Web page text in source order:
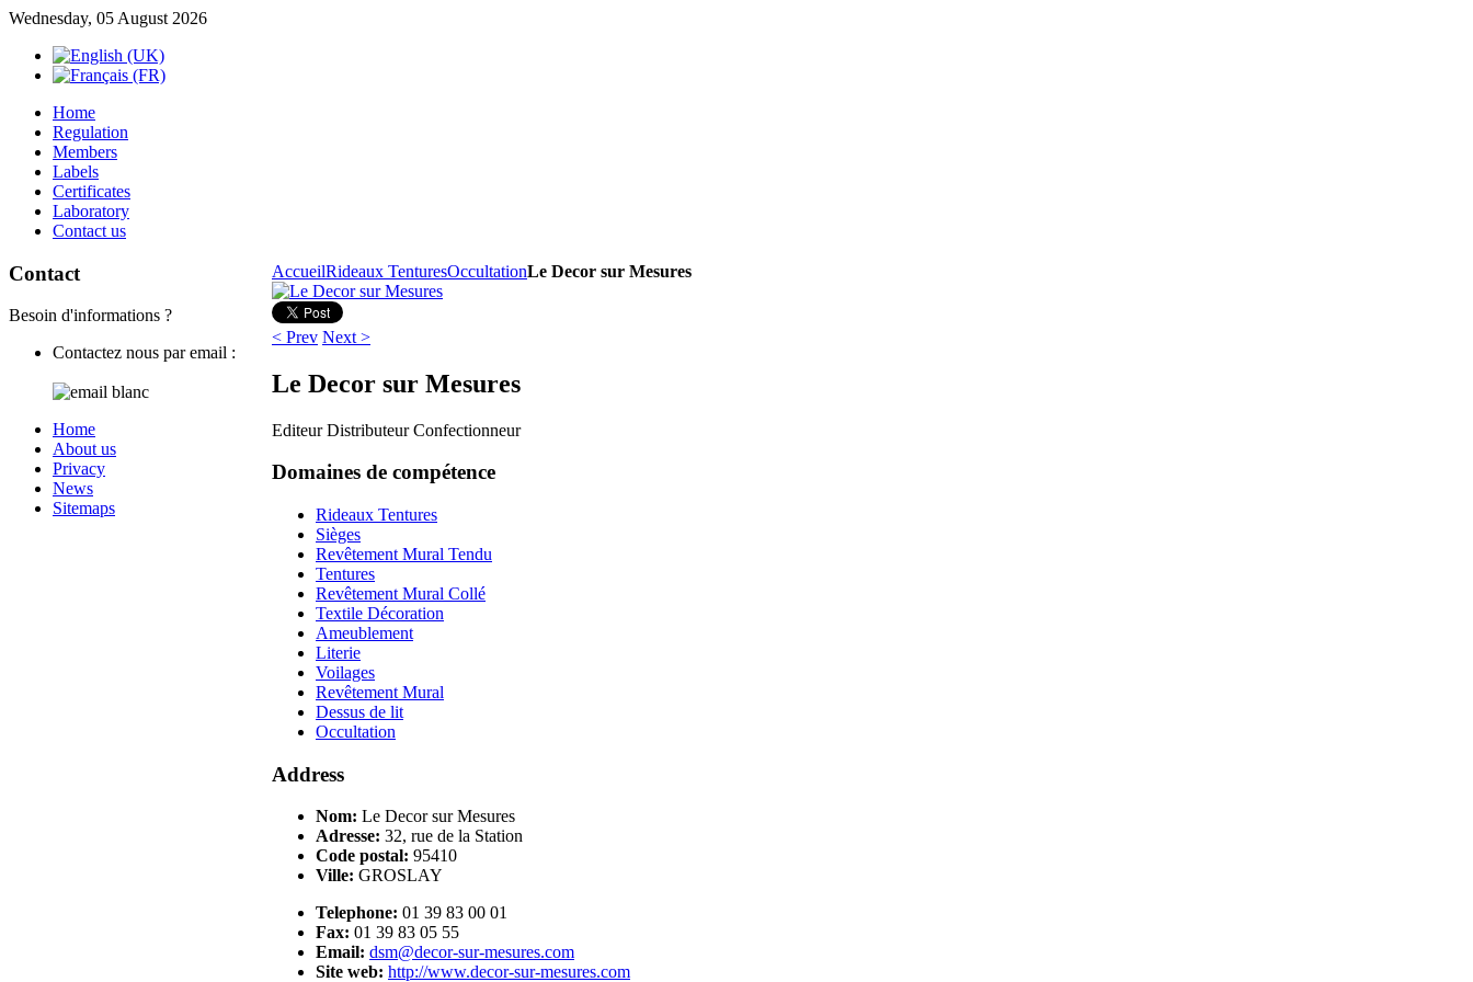
Wednesday, 05 August 2026
Home
Regulation
Members
Labels
Certificates
Laboratory
Contact us
AccueilRideaux TenturesOccultationLe Decor sur Mesures
< Prev Next >
Le Decor sur Mesures
Editeur Distributeur Confectionneur
Domaines de compétence
Rideaux Tentures
Sièges
Revêtement Mural Tendu
Tentures
Revêtement Mural Collé
Textile Décoration
Ameublement
Literie
Voilages
Revêtement Mural
Dessus de lit
Occultation
Address
Nom: Le Decor sur Mesures
Adresse: 32, rue de la Station
Code postal: 95410
Ville: GROSLAY
Telephone: 01 39 83 00 01
Fax: 01 39 83 05 55
Email: dsm@decor-sur-mesures.com
Site web: http://www.decor-sur-mesures.com
Contact
Besoin d'informations ?
Contactez nous par email :
Home
About us
Privacy
News
Sitemaps